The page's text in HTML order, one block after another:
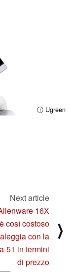
ⓘ Ugreen
Next article
16X
così costoso
con la
51 in termini
di prezzo
⟩